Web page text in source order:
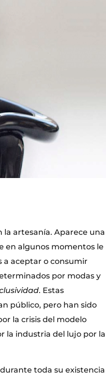
artesanía. Aparece una
en algunos momentos le
a aceptar o consumir
por modas y
. Estas
público, pero han sido
la crisis del modelo
la industria del lujo por la
toda su existencia